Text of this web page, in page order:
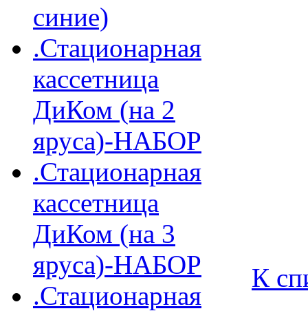
синие)
.Стационарная
кассетница
ДиКом (на 2
яруса)-НАБОР
.Стационарная
кассетница
ДиКом (на 3
яруса)-НАБОР
.Стационарная
К